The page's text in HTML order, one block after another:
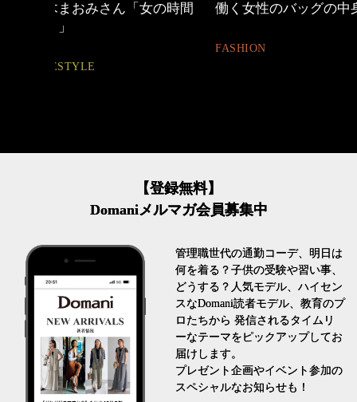
働く女性のバッグの中身 40代の小顔メイク
BEAUTY
【登録無料】
Domaniメルマガ会員募集中
管理職世代の通勤コーデ、明日は
何を着る？子供の受験や習い事、
どうする？人気モデル、ハイセン
スなDomani読者モデル、教育のプ
ロたちから 発信されるタイムリ
ーなテーマをピックアップしてお
届けします。
プレゼント企画やイベント参加の
スペシャルなお知らせも！